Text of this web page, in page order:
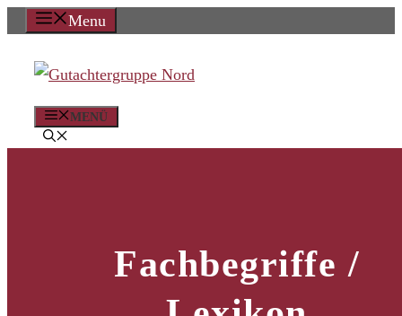
Zum
springen
Menu
MENÜ
Fachbegriffe /